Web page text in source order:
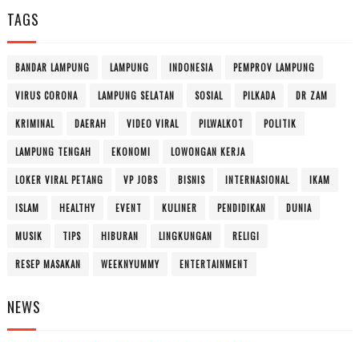
TAGS
BANDAR LAMPUNG LAMPUNG INDONESIA PEMPROV LAMPUNG
VIRUS CORONA LAMPUNG SELATAN SOSIAL PILKADA DR ZAM
KRIMINAL DAERAH VIDEO VIRAL PILWALKOT POLITIK
LAMPUNG TENGAH EKONOMI LOWONGAN KERJA
LOKER VIRAL PETANG VP JOBS BISNIS INTERNASIONAL IKAM
ISLAM HEALTHY EVENT KULINER PENDIDIKAN DUNIA
MUSIK TIPS HIBURAN LINGKUNGAN RELIGI
RESEP MASAKAN WEEKNYUMMY ENTERTAINMENT
NEWS